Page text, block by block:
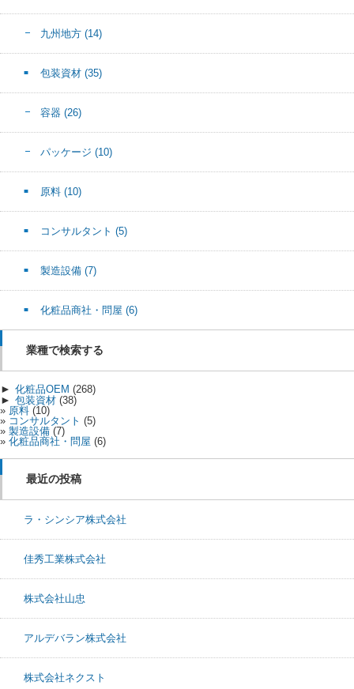
九州地方 (14)
包装資材 (35)
容器 (26)
パッケージ (10)
原料 (10)
コンサルタント (5)
製造設備 (7)
化粧品商社・問屋 (6)
業種で検索する
► 化粧品OEM (268)
► 包装資材 (38)
原料 (10)
コンサルタント (5)
製造設備 (7)
化粧品商社・問屋 (6)
最近の投稿
ラ・シンシア株式会社
佳秀工業株式会社
株式会社山忠
アルデバラン株式会社
株式会社ネクスト